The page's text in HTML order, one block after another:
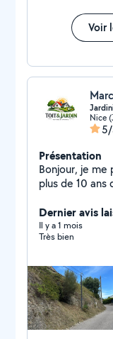
Voir
Nice
Présentation
Bonjour, je me
plus de 10 ans
minutieux. La
moi .
Dernier avis
Il y a 1 mois
Très bien